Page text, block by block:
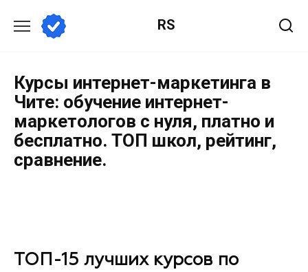
RS
Курсы интернет-маркетинга в
Чите: обучение интернет-
маркетологов с нуля, платно и
бесплатно. ТОП школ, рейтинг,
сравнение.
ТОП-15 лучших курсов по